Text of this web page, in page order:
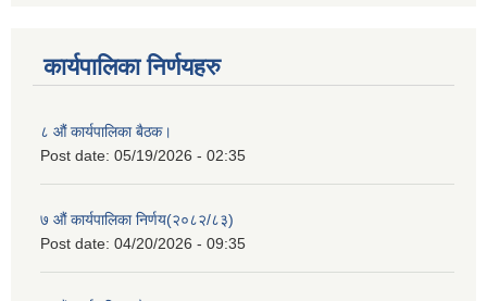
कार्यपालिका निर्णयहरु
८ औं कार्यपालिका बैठक।
Post date: 05/19/2026 - 02:35
७ औं कार्यपालिका निर्णय(२०८२/८३)
Post date: 04/20/2026 - 09:35